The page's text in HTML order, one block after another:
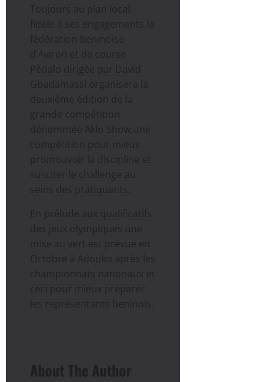
Toujours au plan local,
fidèle à ses engagements,la
fédération beninoise
d’Aviron et de course
Pédalo dirigée par David
Gbadamassi organisera la
deuxième édition de la
grande compétition
dénommée Aklo Show,une
compétition pour mieux
promouvoir la discipline et
susciter le challenge au
seins des pratiquants.
En prélude aux qualificatifs
des jeux olympiques une
mise au vert est prévue en
Octobre à Adouko après les
championnats nationaux et
ceci pour mieux préparer
les représentants beninois.
About The Author